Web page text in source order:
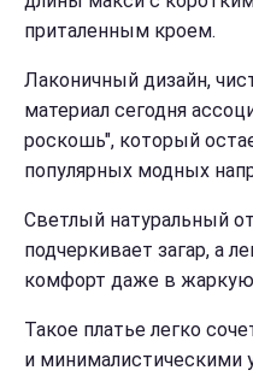
приталенным кроем.
Лаконичный дизайн,
материал сегодня
роскошь", который
популярных модных
Светлый натуральный
подчеркивает загар, а
комфорт даже в жаркую
Такое платье легко
и минималистическими